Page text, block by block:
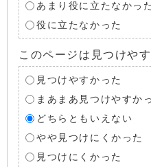
あまり役に立たなかった
役に立たなかった
このページは見つけや
見つけやすかった
まあまあ見つけやすか
どちらともいえない
やや見つけにくかった
見つけにくかった